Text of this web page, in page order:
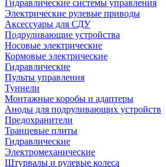
Гидравлические системы управления
Электрические рулевые приводы
Аксессуары для СДУ
Подруливающие устройства
Носовые электрические
Кормовые электрические
Гидравлические
Пульты управления
Туннели
Монтажные коробы и адаптеры
Аноды для подруливающих устройств
Предохранители
Транцевые плиты
Гидравлические
Электромеханические
Штурвалы и рулевые колеса